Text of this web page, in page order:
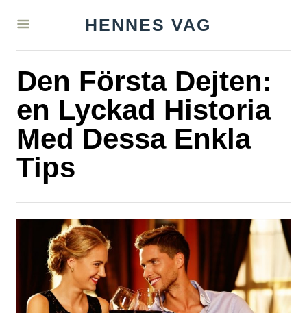
HENNES VAG
Den Första Dejten:
en Lyckad Historia
Med Dessa Enkla
Tips